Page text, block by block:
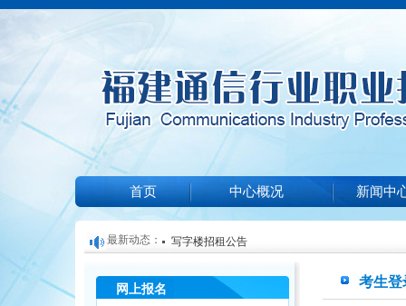
首页 中心概况 新闻中
最新动态： 写字楼招租公告
福建通信行业职业技能鉴定中心关于信息通信培
网上报名 考生登